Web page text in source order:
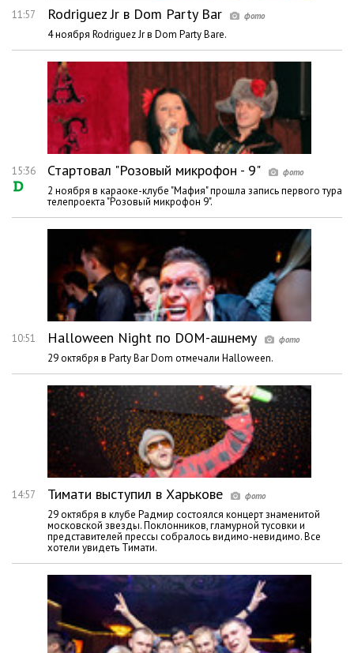
11:57 Rodriguez Jr в Dom Party Bar
4 ноября Rodriguez Jr в Dom Party Bare.
15:36 Стартовал "Розовый микрофон - 9"
2 ноября в караоке-клубе "Мафия" прошла запись первого тура
телепроекта "Розовый микрофон 9".
10:51 Halloween Night по DOM-ашнему
29 октября в Party Bar Dom отмечали Halloween.
14:57 Тимати выступил в Харькове
29 октября в клубе Радмир состоялся концерт знаменитой
московской звезды. Поклонников, гламурной тусовки и
представителей прессы собралось видимо-невидимо. Все
хотели увидеть Тимати.